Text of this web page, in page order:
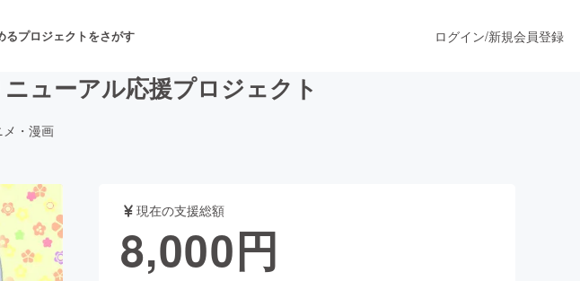
るプロジェクトをさがす
舞台・パフォーマンス
フード・飲食店
ログイン/新規会員登録
ューアル応援プロジェクト
メ・漫画
現在の支援総額
8,000円